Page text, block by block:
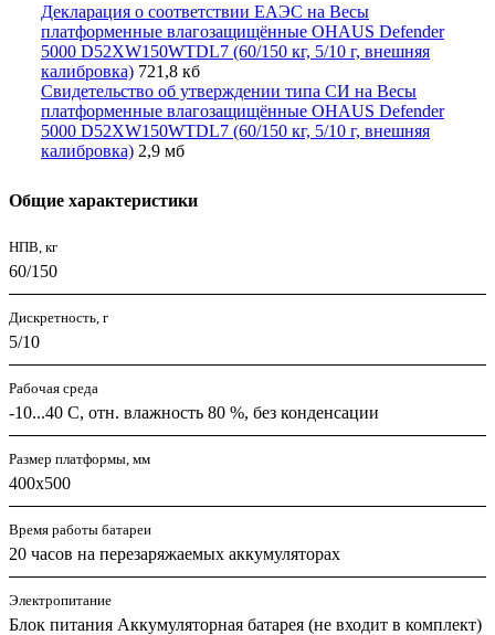
Декларация о соответствии ЕАЭС на Весы
платформенные влагозащищённые OHAUS Defender
5000 D52XW150WTDL7 (60/150 кг, 5/10 г, внешняя
калибровка) 721,8 кб
Свидетельство об утверждении типа СИ на Весы
платформенные влагозащищённые OHAUS Defender
5000 D52XW150WTDL7 (60/150 кг, 5/10 г, внешняя
калибровка) 2,9 мб
Общие характеристики
НПВ, кг
60/150
Дискретность, г
5/10
Рабочая среда
-10...40 C, отн. влажность 80 %, без конденсации
Размер платформы, мм
400x500
Время работы батареи
20 часов на перезаряжаемых аккумуляторах
Электропитание
Блок питания Аккумуляторная батарея (не входит в комплект)